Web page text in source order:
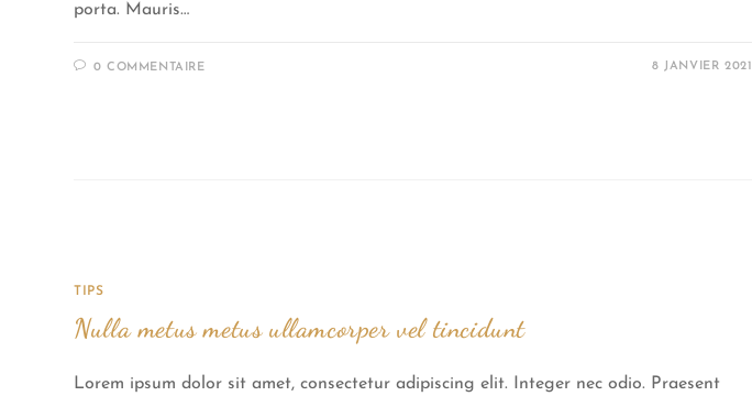
porta. Mauris…
0 COMMENTAIRE 8 JANVIER 2021
TIPS
Nulla metus metus ullamcorper vel tincidunt
Lorem ipsum dolor sit amet, consectetur adipiscing elit. Integer nec odio. Praesent